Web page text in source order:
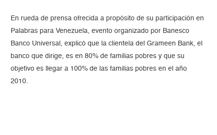
En rueda de prensa ofrecida a propósito de su participación en
Palabras para Venezuela, evento organizado por Banesco
Banco Universal, explicó que la clientela del Grameen Bank, el
banco que dirige, es en 80% de familias pobres y que su
objetivo es llegar a 100% de las familias pobres en el año
2010.